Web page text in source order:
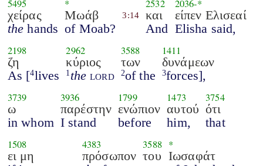
5495
χείρας
the hands
*
Μωάβ
of Moab?
3:14
2532
και
And
2036-*
είπεν Ελισεαί
Elisha said,
2198
ζη
As [4lives
2962
κύριος
1 the lord
3588
των
2of the
1411
δυνάμεων
3forces],
3739
ω
in whom
3936
παρέστην
I stand
1799
ενώπιον
before
1473
αυτού
him,
3754
ότι
that
1508
ει μη
4383
πρόσωπον
3588
του
*
Ιωσαφάτ